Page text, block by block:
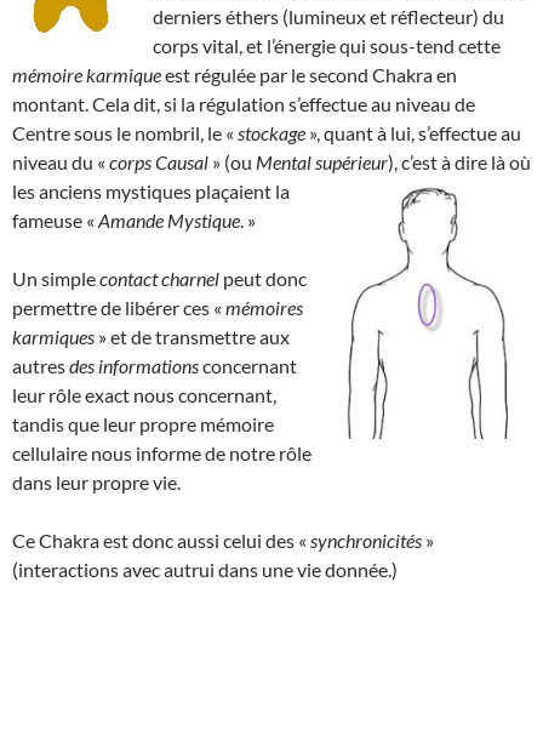
derniers éthers (lumineux et réflecteur) du
corps vital, et l’énergie qui sous-tend cette
mémoire karmiqueest régulée par le second Chakra en
montant. Cela dit, si la régulation s’effectue au niveau de
Centre sous le nombril, le « stockage », quant à lui, s’effectue au
niveau du « corps Causal » (ou Mental supérieur), c’est à dire là où
les anciens mystiques plaçaient la
fameuse « Amande Mystique . »
Un simplecontact charnel peut donc
permettre de libérer ces « mémoires
karmiques » et de transmettre aux
autresdes informationsconcernant
leur rôle exact nous concernant,
tandis que leur propre mémoire
cellulaire nous informe de notre rôle
dans leur propre vie.
Ce Chakra est donc aussi celui des « synchronicités »
(interactions avec autrui dans une vie donnée.)